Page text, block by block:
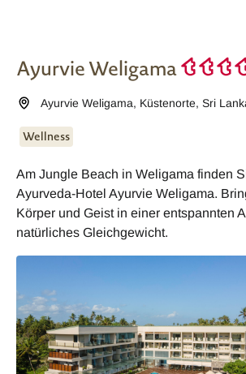
Ayurvie Weligama
Ayurvie Weligama, Küstenorte,Sri
Wellness
Am Jungle Beach in Weligama finden
Ayurveda-Hotel Ayurvie Weligama.
Körper und Geist in einer entspannten
natürliches Gleichgewicht.